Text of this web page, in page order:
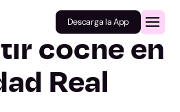
Descarga la App
coche en
Real